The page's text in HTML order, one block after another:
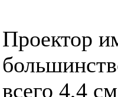
Проектор
всего 4,4